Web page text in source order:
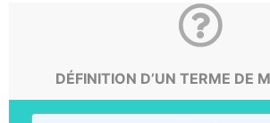
DÉFINITION D’UN TERME DE